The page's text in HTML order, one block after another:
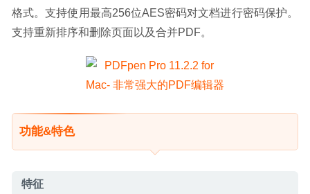
格式。支持使用最高256位AES密码对文档进行密码保护。
支持重新排序和删除页面以及合并PDF。
功能&特色
特征